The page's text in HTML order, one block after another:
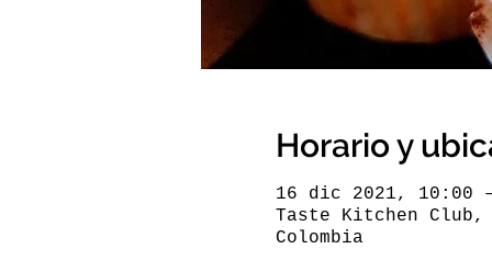
Horario y
16 dic 2021, 10:00
Taste Kitchen Club,
Colombia